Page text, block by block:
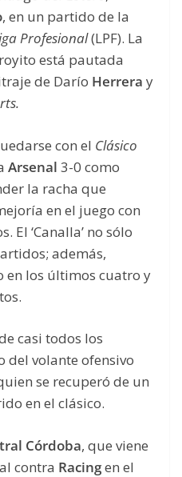
, en un partido de la
Profesional(LPF). La
está pautada
de Darío Herrera y
con el Clásico
Arsenal 3-0 como
la racha que
en el juego con
El ‘Canalla’ no sólo
además,
en los últimos cuatro y
casi todos los
del volante ofensivo
se recuperó de un
en el clásico.
Córdoba, que viene
contra Racingen el